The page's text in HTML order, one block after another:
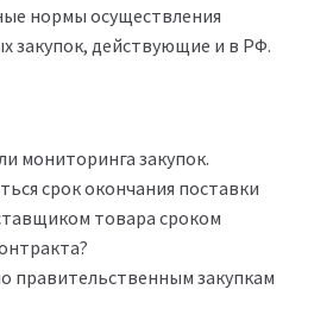
нормы осуществления
закупок, действующие и в РФ.
мониторинга закупок.
срок окончания поставки
товара сроком
правительственным закупкам